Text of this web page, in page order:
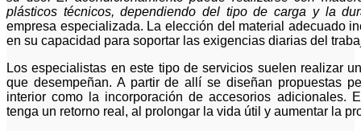
plásticos técnicos, dependiendo del tipo de carga y la
empresa especializada. La elección del material adecuado
en su capacidad para soportar las exigencias diarias del
Los especialistas en este tipo de servicios suelen realizar
que desempeñan. A partir de allí se diseñan propuestas
interior como la incorporación de accesorios adicionales.
tenga un retorno real, al prolongar la vida útil y aumentar la